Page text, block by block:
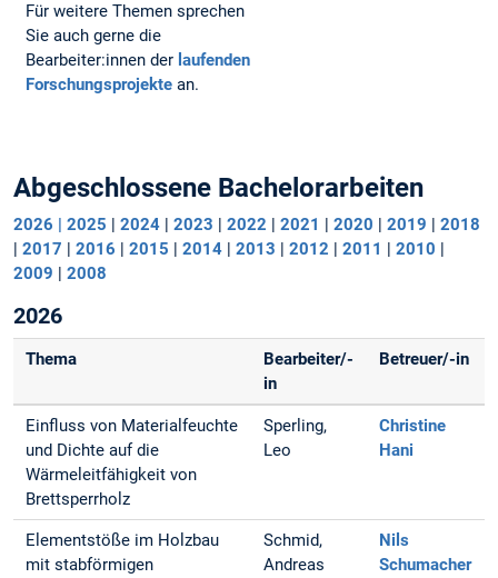
Für weitere Themen sprechen
Sie auch gerne die
Bearbeiter:innen der laufenden
Forschungsprojekte an.
Abgeschlossene Bachelorarbeiten
2026 | 2025 | 2024 | 2023 | 2022 | 2021 | 2020 | 2019 | 2018
| 2017 | 2016 | 2015 | 2014 | 2013 | 2012 | 2011 | 2010 |
2009 | 2008
2026
Thema
Bearbeiter/-
in
Betreuer/-in
Einfluss von Materialfeuchte
und Dichte auf die
Wärmeleitfähigkeit von
Brettsperrholz
Sperling,
Leo
Christine
Hani
Elementstöße im Holzbau
mit stabförmigen
Schmid,
Andreas
Nils
Schumacher